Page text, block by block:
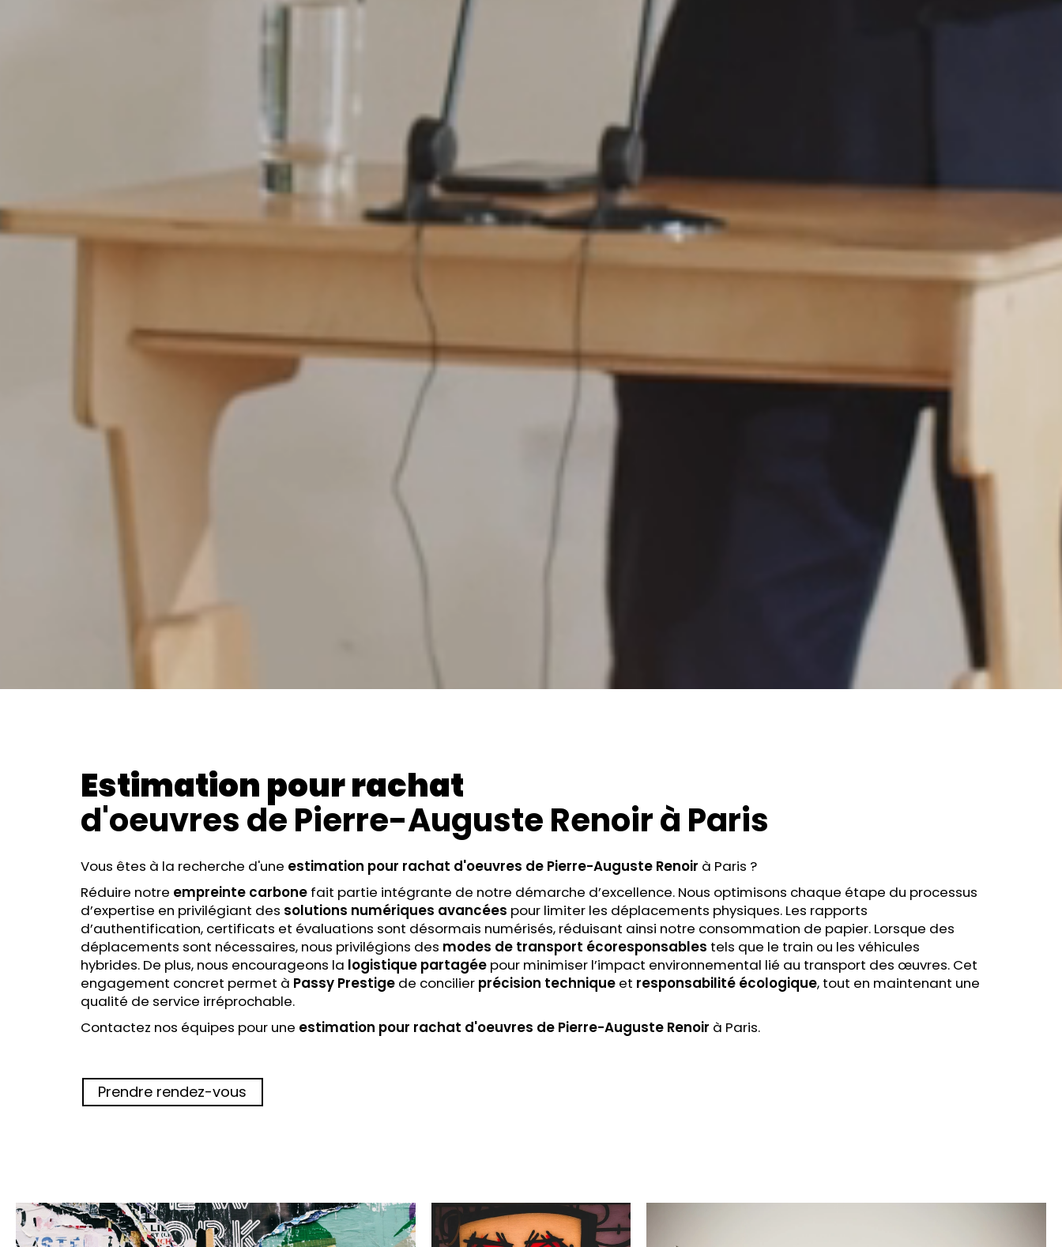
Estimation pour rachat
d'oeuvres de Pierre-Auguste Renoirà Paris
Vous êtes à la recherche d'une estimation pour rachat d'oeuvres de Pierre-Auguste Renoir à Paris ?
Réduire notre empreinte carbone fait partie intégrante de notre démarche d’excellence. Nous optimisons chaque étape du processus
d’expertise en privilégiant des solutions numériques avancées pour limiter les déplacements physiques. Les rapports
d’authentification, certificats et évaluations sont désormais numérisés, réduisant ainsi notre consommation de papier. Lorsque des
déplacements sont nécessaires, nous privilégions des modes de transport écoresponsables tels que le train ou les véhicules
hybrides. De plus, nous encourageons la logistique partagée pour minimiser l’impact environnemental lié au transport des œuvres. Cet
engagement concret permet à Passy Prestige de concilier précision technique et responsabilité écologique, tout en maintenant une
qualité de service irréprochable.
Contactez nos équipes pour une estimation pour rachat d'oeuvres de Pierre-Auguste Renoir à Paris.
Prendre rendez-vous